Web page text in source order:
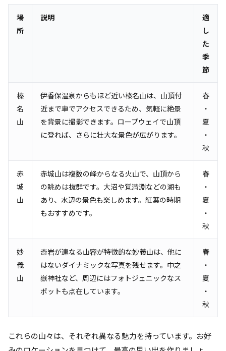
場
所
説明
適
し
た
季
節
榛
名
山
伊香保温泉からもほど近い榛名山は、山頂付
近まで車でアクセスできるため、気軽に絶景
を背景に撮影できます。ロープウェイで山頂
に登れば、さらに壮大な景色が広がります。
春
・
夏
・
秋
赤
城
山
赤城山は複数の峰からなる火山で、山頂から
の眺めは抜群です。大沼や覚満淵などの湖も
あり、水辺の景色も楽しめます。紅葉の時期
もおすすめです。
春
・
夏
・
秋
妙
義
山
奇岩が連なる山容が特徴的な妙義山は、他に
はないダイナミックな写真を残せます。中之
嶽神社など、周辺にはフォトジェニックなス
ポットも点在しています。
春
・
夏
・
秋
これらの山々は、それぞれ異なる魅力を持っています。お好